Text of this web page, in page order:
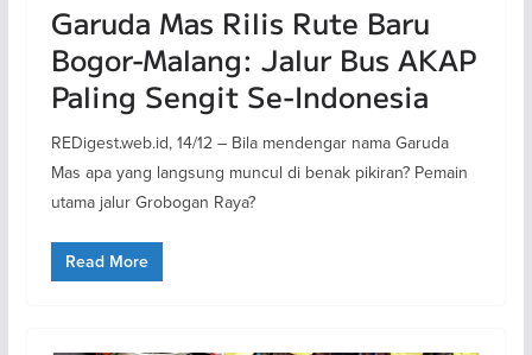
Garuda Mas Rilis Rute Baru
Bogor-Malang: Jalur Bus AKAP
Paling Sengit Se-Indonesia
REDigest.web.id, 14/12 – Bila mendengar nama Garuda
Mas apa yang langsung muncul di benak pikiran? Pemain
utama jalur Grobogan Raya?
Read More